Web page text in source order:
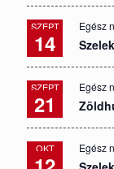
SZEPT
14
Egész
SZEPT
21
Egész
OKT Egész